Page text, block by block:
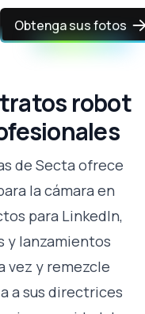
Obtenga sus fotos
robot
de Secta ofrece
la cámara en
para LinkedIn,
y lanzamientos
vez y remezcle
a sus directrices